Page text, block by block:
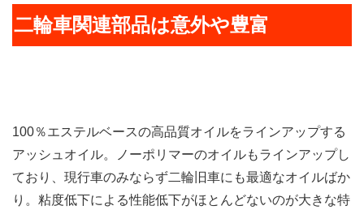
二輪車関連部品は意外や豊富
100％エステルベースの高品質オイルをラインアップする
アッシュオイル。ノーポリマーのオイルもラインアップし
ており、現行車のみならず二輪旧車にも最適なオイルばか
り。粘度低下による性能低下がほとんどないのが大きな特